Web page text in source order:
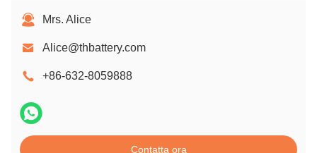
Mrs. Alice
Alice@thbattery.com
+86-632-8059888
Contatta ora